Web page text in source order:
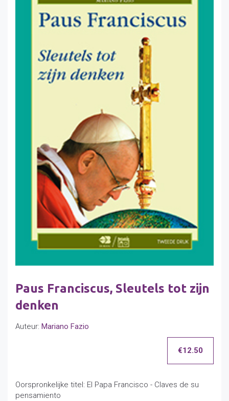
Paus Franciscus, Sleutels tot zijn
denken
Auteur: Mariano Fazio
€12.50
Oorspronkelijke titel: El Papa Francisco - Claves de su
pensamiento